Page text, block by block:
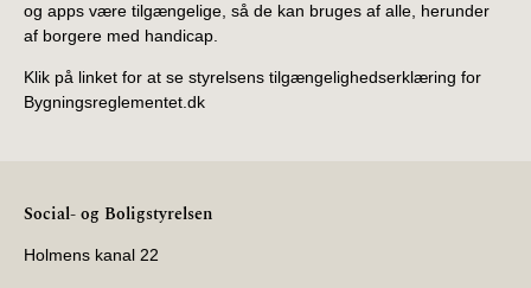
og apps være tilgængelige, så de kan bruges af alle, herunder
af borgere med handicap.
Klik på linket for at se styrelsens tilgængelighedserklæring for
Bygningsreglementet.dk
Social- og Boligstyrelsen
Holmens kanal 22